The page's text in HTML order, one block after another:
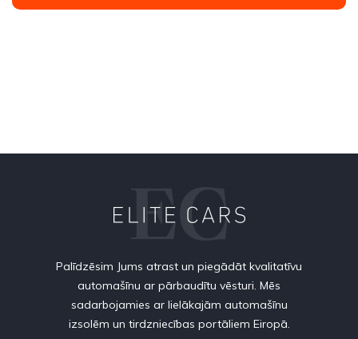
Palīdzēsim Jums atrast un piegādāt kvalitatīvu
automašīnu ar pārbaudītu vēsturi. Mēs
sadarbojamies ar lielākajām automašīnu
izsolēm un tirdzniecības portāliem Eiropā.